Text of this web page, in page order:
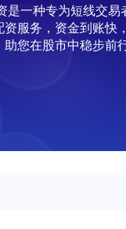
是一种专为短线交
服务，资金到账
您在股市中稳步前